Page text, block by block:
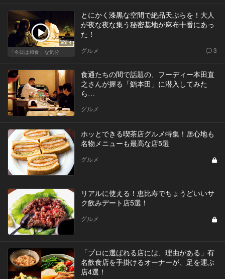
Vol.4
「今日は和食」な気分
とにかく漆黒な空間で絶品天ぷらを！大人
が夜な夜な集う秘密基地が麻布十番にあっ
た！
グルメ 3
食通たちの間で話題の、フーディー本田直
之さんが握る「鮨本田」に潜入してみた
ら…
グルメ
ホッとできる喫茶店グルメ特集！居心地も
名物メニューも最高な店5選
グルメ
リアルに使える！恵比寿でちょうどいいサ
ク飲みデート店5選！
グルメ
「プロに選ばれる店には、理由がある」有
名飲食店を手掛けるオーナーが、足を運ぶ
店4選！